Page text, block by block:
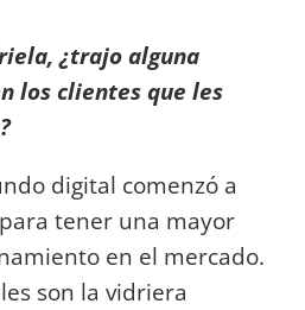
¿trajo alguna
los clientes que les
digital comenzó a
tener una mayor
en el mercado.
son la vidriera